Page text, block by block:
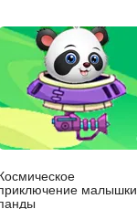
малышки